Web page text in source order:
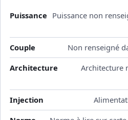
Puissance Puissance non
Couple
Non renseigné
Architecture
Architecture
Injection